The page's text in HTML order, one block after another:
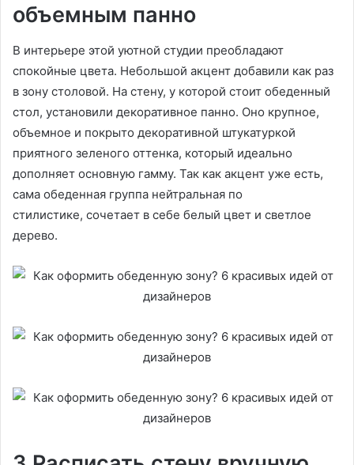
объемным панно
В интерьере этой уютной студии преобладают
спокойные цвета. Небольшой акцент добавили как раз
в зону столовой. На стену, у которой стоит обеденный
стол, установили декоративное панно. Оно крупное,
объемное и покрыто декоративной штукатуркой
приятного зеленого оттенка, который идеально
дополняет основную гамму. Так как акцент уже есть,
сама обеденная группа нейтральная по
стилистике, сочетает в себе белый цвет и светлое
дерево.